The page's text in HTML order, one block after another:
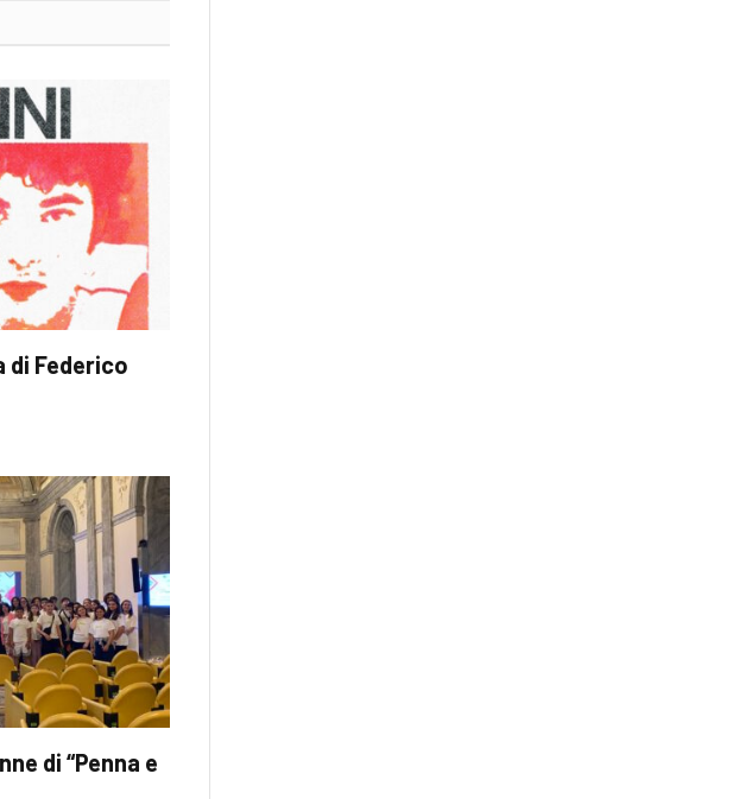
di Federico
di “Penna e